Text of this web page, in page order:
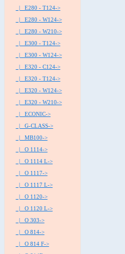
|_ E280 - T124->
|_ E280 - W124->
|_ E280 - W210->
|_ E300 - T124->
|_ E300 - W124->
|_ E320 - C124->
|_ E320 - T124->
|_ E320 - W124->
|_ E320 - W210->
|_ ECONIC->
|_ G-CLASS->
|_ MB100->
|_ O 1114->
|_ O 1114 L->
|_ O 1117->
|_ O 1117 L->
|_ O 1120->
|_ O 1120 L->
|_ O 303->
|_ O 814->
|_ O 814 F->